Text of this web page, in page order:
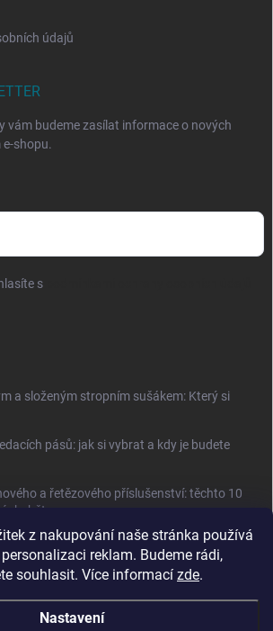
z nakupování naše stránka používá
reklam. Budeme rádi,
souhlasit. Více informací zde.
Nastavení
údajů
vám budeme zasílat informace o nových
shopu.
s
a složeným stropním sušákem: Který si
pásů: jak si vybrat a kdy je budete
a řetězového příslušenství: těchto 10
chybět